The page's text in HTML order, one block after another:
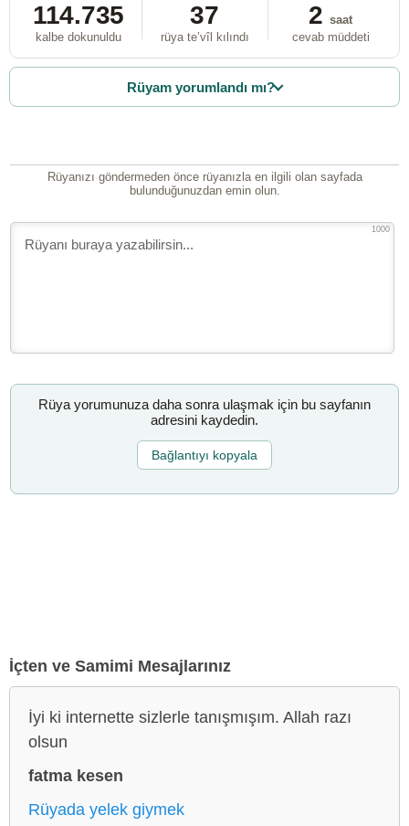
114.735
kalbe dokunuldu
37
rüya te’vîl kılındı
2 saat
cevab müddeti
Rüyam yorumlandı mı?
Rüyanızı göndermeden önce rüyanızla en ilgili olan sayfada
bulunduğunuzdan emin olun.
1000
Rüya yorumunuza daha sonra ulaşmak için bu sayfanın
adresini kaydedin.
Bağlantıyı kopyala
İçten ve Samimi Mesajlarınız
İyi ki internette sizlerle tanışmışım. Allah razı
olsun
fatma kesen
Rüyada yelek giymek